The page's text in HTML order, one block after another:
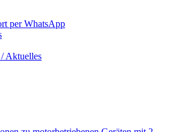
per WhatsApp
Aktuelles